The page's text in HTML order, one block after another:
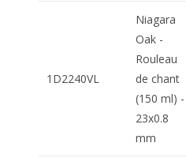
1D2240VL
Niagara
Oak -
Rouleau
de chant
(150 ml) -
23x0.8
mm